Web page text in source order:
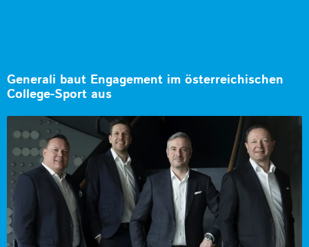
Generali baut Engagement im österreichischen
College-Sport aus